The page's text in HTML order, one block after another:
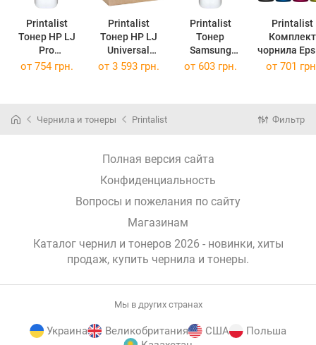
Printalist
Тонер HP LJ
Pro
M402/M403/M
(TR-CF226-1-
Printalist
Тонер HP LJ
Universal
MPT8, 10кг
Printalist
Тонер
Samsung
Trsuniv 900 г
Printalist
Комплект
чорнила Epson
L3100/
от 754 грн. от 3 593 грн. от 603 грн. от 701
Чернила и тонеры Printalist Фильтр
Полная версия сайта
Конфиденциальность
Вопросы и пожелания по сайту
Магазинам
Каталог чернил и тонеров 2026 - новинки, хиты
продаж, купить чернила и тонеры.
Мы в других странах
Украина Великобритания США
Польша